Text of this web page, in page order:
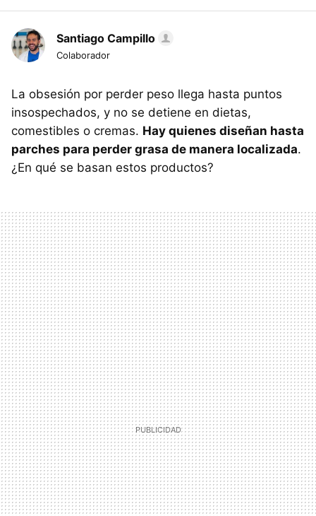
Santiago Campillo
Colaborador
La obsesión por perder peso llega hasta puntos
insospechados, y no se detiene en dietas,
comestibles o cremas. Hay quienes diseñan hasta
parches para perder grasa de manera localizada.
¿En qué se basan estos productos?